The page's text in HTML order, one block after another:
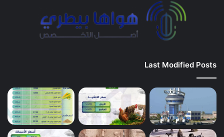
Last Modified Posts